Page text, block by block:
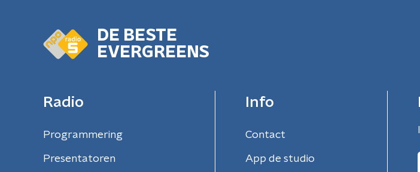
DE BESTE
EVERGREENS
Radio
Programmering
Presentatoren
Info
Contact
App de studio